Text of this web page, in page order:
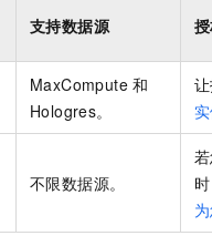
支持数据源
MaxCompute 和
Hologres。
不限数据源。